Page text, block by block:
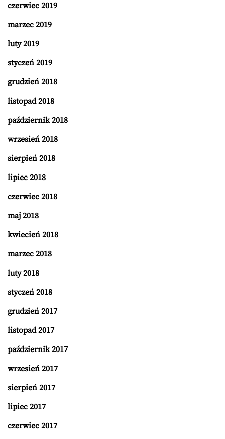
czerwiec 2019
marzec 2019
luty 2019
styczeń 2019
grudzień 2018
listopad 2018
październik 2018
wrzesień 2018
sierpień 2018
lipiec 2018
czerwiec 2018
maj 2018
kwiecień 2018
marzec 2018
luty 2018
styczeń 2018
grudzień 2017
listopad 2017
październik 2017
wrzesień 2017
sierpień 2017
lipiec 2017
czerwiec 2017